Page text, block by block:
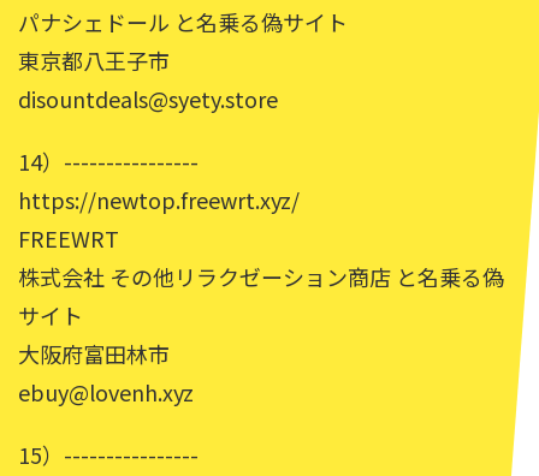
パナシェドール と名乗る偽サイト
東京都八王子市
disountdeals@syety.store
14）----------------
https://newtop.freewrt.xyz/
FREEWRT
株式会社 その他リラクゼーション商店 と名乗る偽
サイト
大阪府富田林市
ebuy@lovenh.xyz
15）----------------